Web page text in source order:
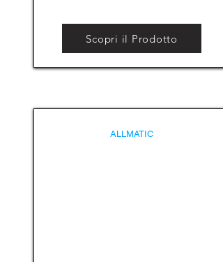
Scopri il Prodotto
ALLMATIC